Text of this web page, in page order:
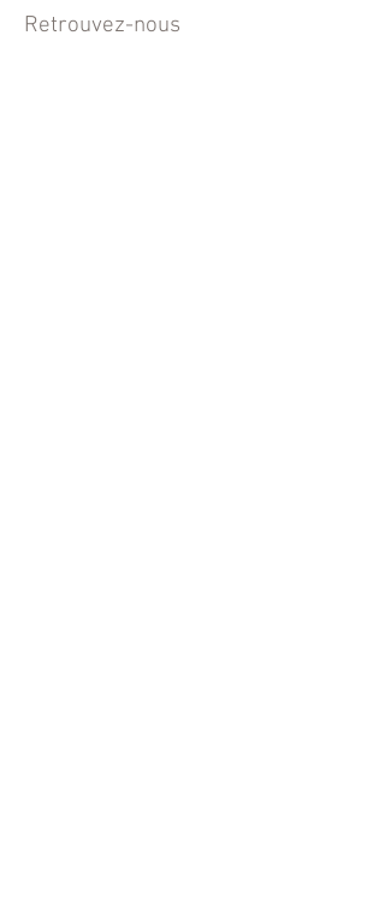
Retrouvez-nous